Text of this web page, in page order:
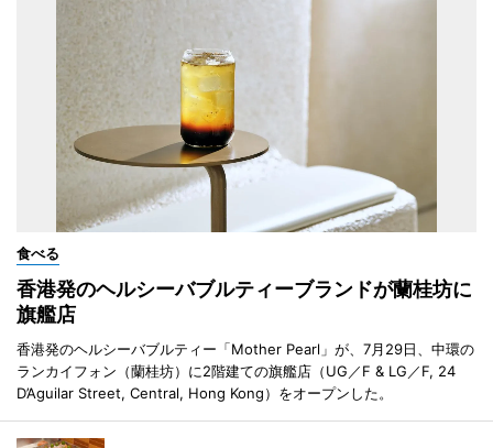
食べる
香港発のヘルシーバブルティーブランドが蘭桂坊に
旗艦店
香港発のヘルシーバブルティー「Mother Pearl」が、7月29日、中環の
ランカイフォン（蘭桂坊）に2階建ての旗艦店（UG／F & LG／F, 24
D’Aguilar Street, Central, Hong Kong）をオープンした。